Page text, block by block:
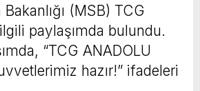
(MSB) TCG
paylaşımda bulundu.
“TCG ANADOLU
hazır!” ifadeleri